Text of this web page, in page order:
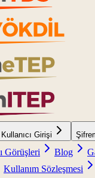
Kullanıcı Girişi
Görüşleri Blog
Kullanım Sözleşmesi